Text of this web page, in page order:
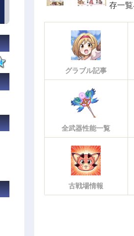
存一
グラブル記事
全武器性能一覧
古戦場情報